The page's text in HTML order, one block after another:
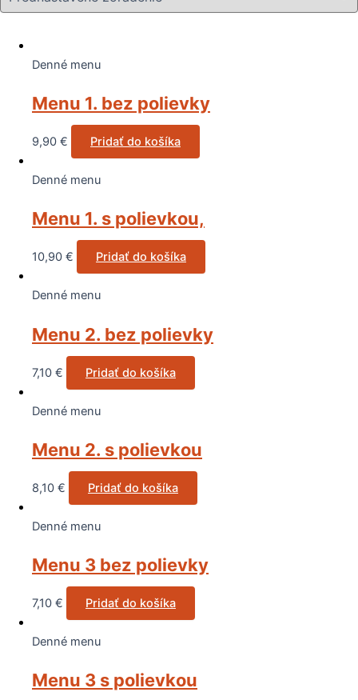
Denné menu
Menu 1. bez polievky
9,90 € Pridať do košíka
Denné menu
Menu 1. s polievkou,
10,90 € Pridať do košíka
Denné menu
Menu 2. bez polievky
7,10 € Pridať do košíka
Denné menu
Menu 2. s polievkou
8,10 € Pridať do košíka
Denné menu
Menu 3 bez polievky
7,10 € Pridať do košíka
Denné menu
Menu 3 s polievkou